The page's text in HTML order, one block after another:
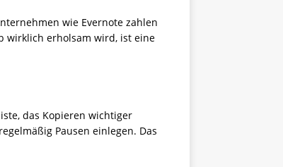
wie Evernote zahlen
wirklich erholsam wird, ist eine
das Kopieren wichtiger
Pausen einlegen. Das